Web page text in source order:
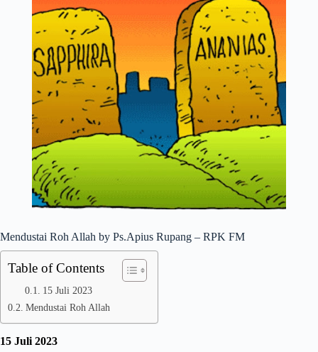
Mendustai Roh Allah by Ps.Apius Rupang – RPK FM
Table of Contents
15 Juli 2023
Mendustai Roh Allah
15 Juli 2023